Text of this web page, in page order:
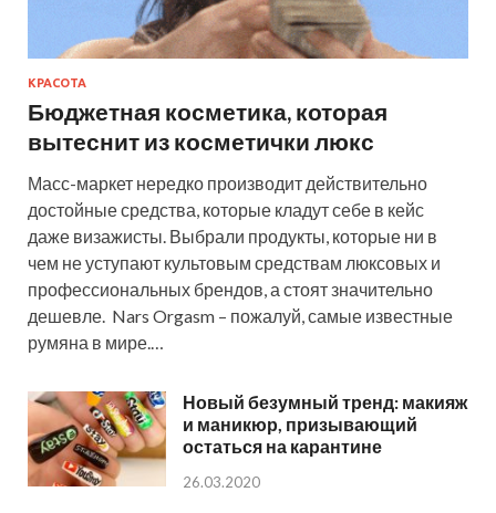
КРАСОТА
Бюджетная косметика, которая
вытеснит из косметички люкс
Масс-маркет нередко производит действительно
достойные средства, которые кладут себе в кейс
даже визажисты. Выбрали продукты, которые ни в
чем не уступают культовым средствам люксовых и
профессиональных брендов, а стоят значительно
дешевле. Nars Orgasm – пожалуй, самые известные
румяна в мире.…
Новый безумный тренд: макияж
и маникюр, призывающий
остаться на карантине
26.03.2020